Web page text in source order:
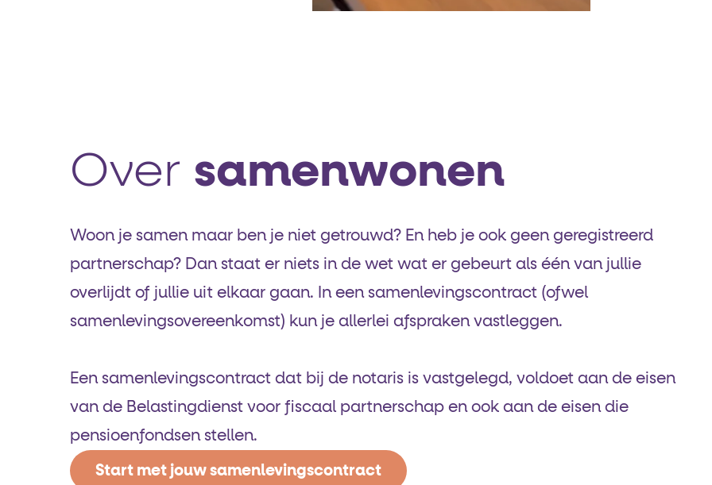
Over samenwonen
Woon je samen maar ben je niet getrouwd? En heb je ook geen geregistreerd
partnerschap? Dan staat er niets in de wet wat er gebeurt als één van jullie
overlijdt of jullie uit elkaar gaan. In een samenlevings­contract (ofwel
samenlevings­overeenkomst) kun je allerlei afspraken vastleggen.
Een samenlevingscontract dat bij de notaris is vastgelegd, voldoet aan de eisen
van de Belastingdienst voor fiscaal partnerschap en ook aan de eisen die
pensioenfondsen stellen.
Start met jouw samenlevingscontract